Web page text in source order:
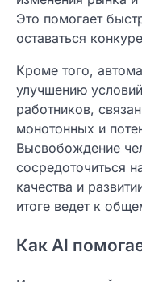
Это помогает
оставаться
Кроме того,
улучшению
работников,
монотонных и
Высвобождение
сосредоточиться
качества и
итоге ведет к
Как AI